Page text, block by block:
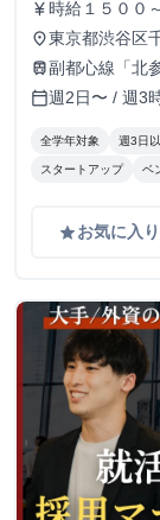
currency_yen 時給１５００
place東京都渋谷区
train副都心線「北
calendar_today週2日〜 / 週3
全学年対象 週3日
スタートアップ ベ
gradeお気に入り